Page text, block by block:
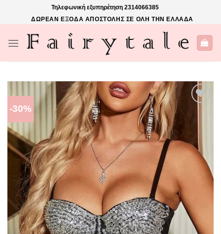
Τηλεφωνική εξυπηρέτηση 2314066385
ΔΩΡΕΑΝ ΕΞΟΔΑ ΑΠΟΣΤΟΛΗΣ ΣΕ ΟΛΗ ΤΗΝ ΕΛΛΑΔΑ
-30%
ΠΡΌΣΘΉΚΗ
ΣΤΗΝ ΛΊΣΤΑ
ΕΠΙΘΥΜΙΏΝ